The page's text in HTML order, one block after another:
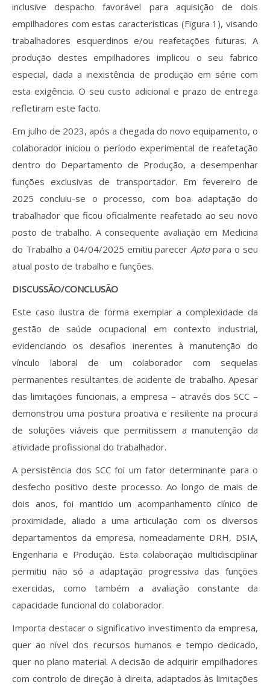
inclusive despacho favorável para aquisição de dois
empilhadores com estas características (Figura 1), visando
trabalhadores esquerdinos e/ou reafetações futuras. A
produção destes empilhadores implicou o seu fabrico
especial, dada a inexistência de produção em série com
esta exigência. O seu custo adicional e prazo de entrega
refletiram este facto.
Em julho de 2023, após a chegada do novo equipamento, o
colaborador iniciou o período experimental de reafetação
dentro do Departamento de Produção, a desempenhar
funções exclusivas de transportador. Em fevereiro de
2025 concluiu-se o processo, com boa adaptação do
trabalhador que ficou oficialmente reafetado ao seu novo
posto de trabalho. A consequente avaliação em Medicina
do Trabalho a 04/04/2025 emitiu parecerAptopara o seu
atual posto de trabalho e funções.
DISCUSSÃO/CONCLUSÃO
Este caso ilustra de forma exemplar a complexidade da
gestão de saúde ocupacional em contexto industrial,
evidenciando os desafios inerentes à manutenção do
vínculo laboral de um colaborador com sequelas
permanentes resultantes de acidente de trabalho. Apesar
das limitações funcionais, a empresa – através dos SCC –
demonstrou uma postura proativa e resiliente na procura
de soluções viáveis que permitissem a manutenção da
atividade profissional do trabalhador.
A persistência dos SCC foi um fator determinante para o
desfecho positivo deste processo. Ao longo de mais de
dois anos, foi mantido um acompanhamento clínico de
proximidade, aliado a uma articulação com os diversos
departamentos da empresa, nomeadamente DRH, DSIA,
Engenharia e Produção. Esta colaboração multidisciplinar
permitiu não só a adaptação progressiva das funções
exercidas, como também a avaliação constante da
capacidade funcional do colaborador.
Importa destacar o significativo investimento da empresa,
quer ao nível dos recursos humanos e tempo dedicado,
quer no plano material. A decisão de adquirir empilhadores
com controlo de direção à direita, adaptados às limitações